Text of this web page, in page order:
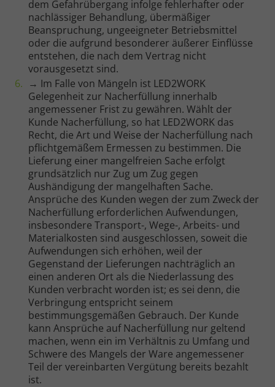
dem Gefahrübergang infolge fehlerhafter oder
nachlässiger Behandlung, übermäßiger
Beanspruchung, ungeeigneter Betriebsmittel
oder die aufgrund besonderer äußerer Einflüsse
entstehen, die nach dem Vertrag nicht
vorausgesetzt sind.
→ Im Falle von Mängeln ist LED2WORK
Gelegenheit zur Nacherfüllung innerhalb
angemessener Frist zu gewähren. Wählt der
Kunde Nacherfüllung, so hat LED2WORK das
Recht, die Art und Weise der Nacherfüllung nach
pflichtgemäßem Ermessen zu bestimmen. Die
Lieferung einer mangelfreien Sache erfolgt
grundsätzlich nur Zug um Zug gegen
Aushändigung der mangelhaften Sache.
Ansprüche des Kunden wegen der zum Zweck der
Nacherfüllung erforderlichen Aufwendungen,
insbesondere Transport-, Wege-, Arbeits- und
Materialkosten sind ausgeschlossen, soweit die
Aufwendungen sich erhöhen, weil der
Gegenstand der Lieferungen nachträglich an
einen anderen Ort als die Niederlassung des
Kunden verbracht worden ist; es sei denn, die
Verbringung entspricht seinem
bestimmungsgemäßen Gebrauch. Der Kunde
kann Ansprüche auf Nacherfüllung nur geltend
machen, wenn ein im Verhältnis zu Umfang und
Schwere des Mangels der Ware angemessener
Teil der vereinbarten Vergütung bereits bezahlt
ist.